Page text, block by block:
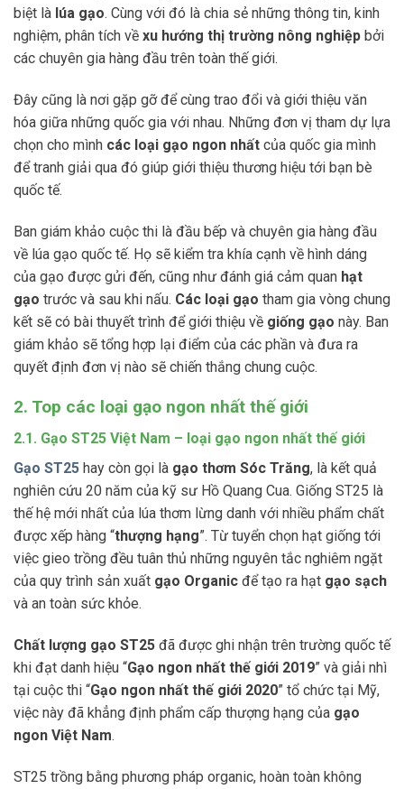
biệt là lúa gạo. Cùng với đó là chia sẻ những thông tin, kinh
nghiệm, phân tích về xu hướng thị trường nông nghiệp bởi
các chuyên gia hàng đầu trên toàn thế giới.
Đây cũng là nơi gặp gỡ để cùng trao đổi và giới thiệu văn
hóa giữa những quốc gia với nhau. Những đơn vị tham dự lựa
chọn cho mình các loại gạo ngon nhất của quốc gia mình
để tranh giải qua đó giúp giới thiệu thương hiệu tới bạn bè
quốc tế.
Ban giám khảo cuộc thi là đầu bếp và chuyên gia hàng đầu
về lúa gạo quốc tế. Họ sẽ kiểm tra khía cạnh về hình dáng
của gạo được gửi đến, cũng như đánh giá cảm quan hạt
gạo trước và sau khi nấu. Các loại gạo tham gia vòng chung
kết sẽ có bài thuyết trình để giới thiệu về giống gạo này. Ban
giám khảo sẽ tổng hợp lại điểm của các phần và đưa ra
quyết định đơn vị nào sẽ chiến thắng chung cuộc.
2. Top các loại gạo ngon nhất thế giới
2.1. Gạo ST25 Việt Nam – loại gạo ngon nhất thế giới
Gạo ST25 hay còn gọi là gạo thơm Sóc Trăng, là kết quả
nghiên cứu 20 năm của kỹ sư Hồ Quang Cua. Giống ST25 là
thế hệ mới nhất của lúa thơm lừng danh với nhiều phẩm chất
được xếp hàng “thượng hạng”. Từ tuyển chọn hạt giống tới
việc gieo trồng đều tuân thủ những nguyên tắc nghiêm ngặt
của quy trình sản xuất gạo Organic để tạo ra hạt gạo sạch
và an toàn sức khỏe.
Chất lượng gạo ST25 đã được ghi nhận trên trường quốc tế
khi đạt danh hiệu “Gạo ngon nhất thế giới 2019” và giải nhì
tại cuộc thi “Gạo ngon nhất thế giới 2020” tổ chức tại Mỹ,
việc này đã khẳng định phẩm cấp thượng hạng của gạo
ngon Việt Nam.
ST25 trồng bằng phương pháp organic, hoàn toàn không